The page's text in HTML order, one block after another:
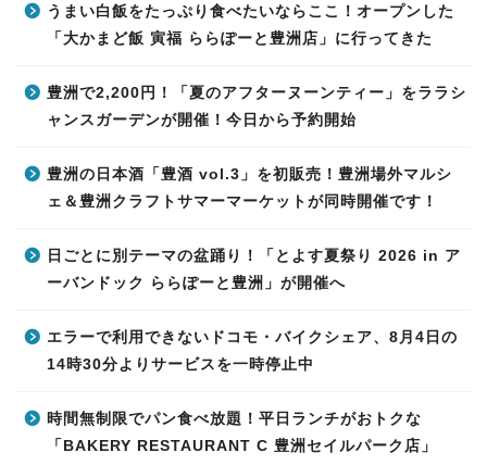
うまい白飯をたっぷり食べたいならここ！オープンした
「大かまど飯 寅福 ららぽーと豊洲店」に行ってきた
豊洲で2,200円！「夏のアフターヌーンティー」をララシ
ャンスガーデンが開催！今日から予約開始
豊洲の日本酒「豊酒 vol.3」を初販売！豊洲場外マルシ
ェ＆豊洲クラフトサマーマーケットが同時開催です！
日ごとに別テーマの盆踊り！「とよす夏祭り 2026 in ア
ーバンドック ららぽーと豊洲」が開催へ
エラーで利用できないドコモ・バイクシェア、8月4日の
14時30分よりサービスを一時停止中
時間無制限でパン食べ放題！平日ランチがおトクな
「BAKERY RESTAURANT C 豊洲セイルパーク店」